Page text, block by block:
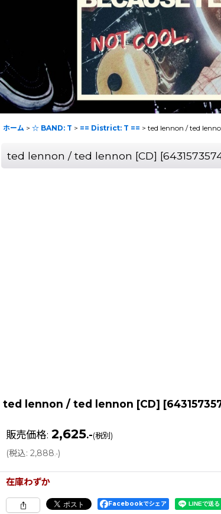
ホーム > ☆ BAND: T > == District: T == > ted lennon / ted
ted lennon / ted lennon [CD] [
ted lennon / ted lennon [CD] [
販売価格: 2,625.-(税別)
(税込: 2,888.-)
在庫わずか
Facebookでシェア